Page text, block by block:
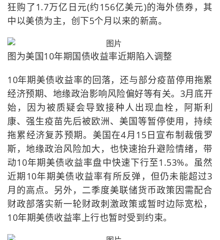
狂购了1.7万亿日元(约156亿美元)的海外债券，其
中以美债为主，创下5个月以来的新高。
图为美国10年期国债收益率近期陷入调整
10年期美债收益率的回落，还与部分疫苗停用拖累
经济预期、地缘政治影响风险偏好等有关。3月底开
始，因为被质疑会导致接种人出现血栓，阿斯利
康、强生疫苗先后被欧洲、美国等暂停使用，持续
拖累经济复苏预期。美国在4月15日宣布制裁俄罗
斯，地缘政治风险加大，也快速抬升避险情绪，带
动10年期美债收益率盘中快速下行至1.53%。虽然
近期10年期美债收益率有所反弹，但仍未能超过3
月的高点。另外，二季度美联储货币政策因需配合
财政部落实新一轮财政刺激政策或暂时边际宽松，
10年期美债收益率上行也暂时受到约束。